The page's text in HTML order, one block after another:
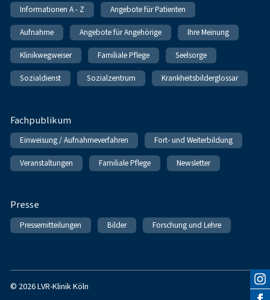
Informationen A - Z Angebote für Patienten
Aufnahme Angebote für Angehörige Ihre Meinung
Klinikwegweiser Familiale Pflege Seelsorge
Sozialdienst Sozialzentrum Krankheitsbilderglossar
Fachpublikum
Einweisung / Aufnahmeverfahren Fort- und Weiterbildung
Veranstaltungen Familiale Pflege Newsletter
Presse
Pressemitteilungen Bilder Forschung und Lehre
© 2026 LVR-Klinik Köln